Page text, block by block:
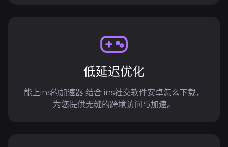
低延迟优化
能上ins的加速器 结合 ins社交软件安卓怎么下载，
为您提供无缝的跨境访问与加速。